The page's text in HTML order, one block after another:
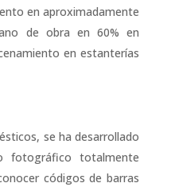
en aproximadamente
de obra en 60% en
en estanterías
se ha desarrollado
fotográfico totalmente
códigos de barras